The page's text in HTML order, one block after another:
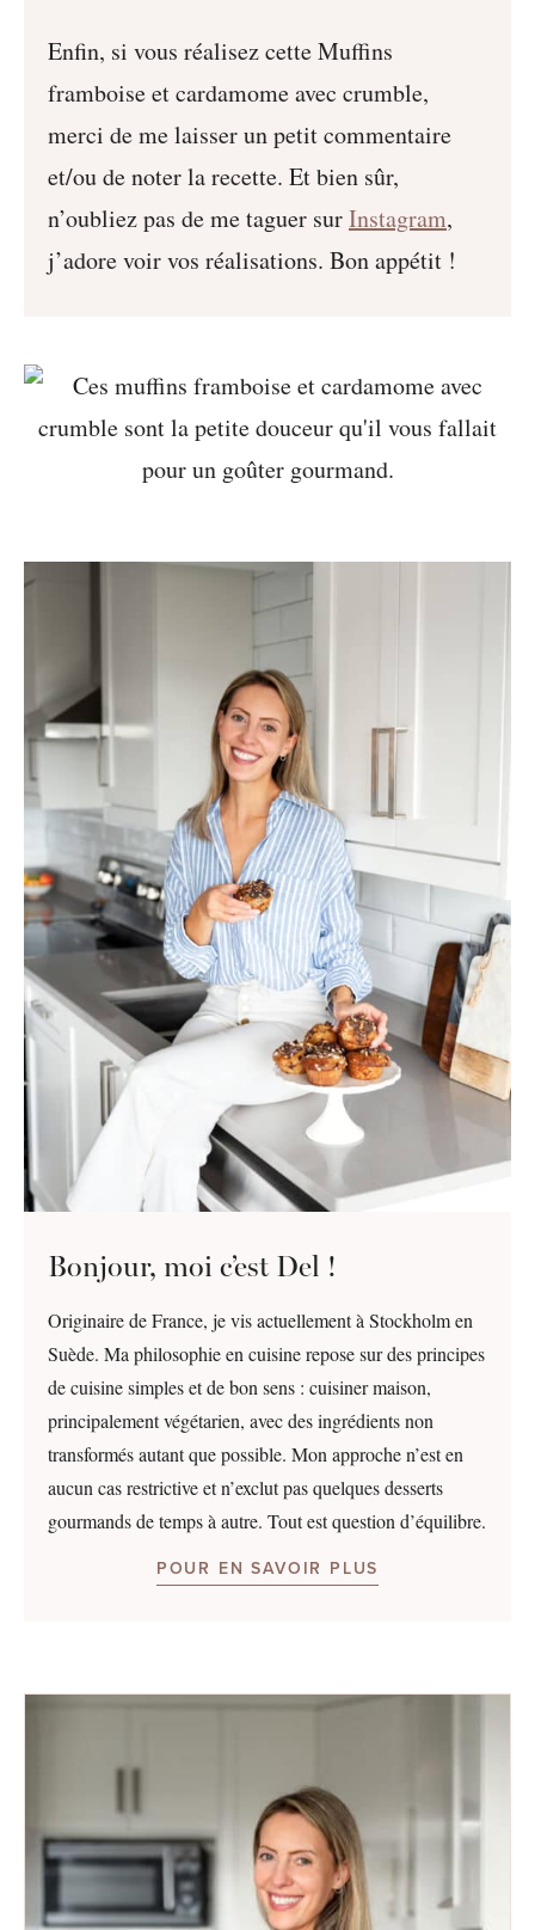
Enfin, si vous réalisez cette Muffins
framboise et cardamome avec crumble,
merci de me laisser un petit commentaire
et/ou de noter la recette. Et bien sûr,
n’oubliez pas de me taguer surInstagram,
j’adore voir vos réalisations. Bon appétit !
Bonjour, moi c’est Del !
Originaire de France, je vis actuellement à Stockholm en
Suède. Ma philosophie en cuisine repose sur des principes
de cuisine simples et de bon sens : cuisiner maison,
principalement végétarien, avec des ingrédients non
transformés autant que possible. Mon approche n’est en
aucun cas restrictive et n’exclut pas quelques desserts
gourmands de temps à autre. Tout est question d’équilibre.
POUR EN SAVOIR PLUS